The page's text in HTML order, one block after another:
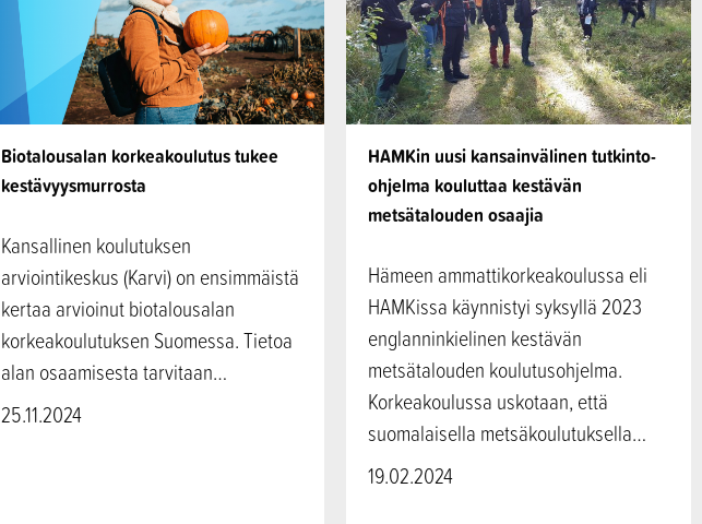
Biotalousalan korkeakoulutus tukee
kestävyysmurrosta
Kansallinen koulutuksen
arviointikeskus (Karvi) on ensimmäistä
kertaa arvioinut biotalousalan
korkeakoulutuksen Suomessa. Tietoa
alan osaamisesta tarvitaan…
25.11.2024
HAMKin uusi kansainvälinen tutkinto-
ohjelma kouluttaa kestävän
metsätalouden osaajia
Hämeen ammattikorkeakoulussa eli
HAMKissa käynnistyi syksyllä 2023
englanninkielinen kestävän
metsätalouden koulutusohjelma.
Korkeakoulussa uskotaan, että
suomalaisella metsäkoulutuksella…
19.02.2024